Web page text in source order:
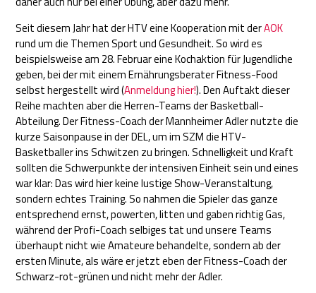
Seit diesem Jahr hat der HTV eine Kooperation mit derAOK
rund um die Themen Sport und Gesundheit. So wird es
beispielsweise am 28. Februar eine Kochaktion für Jugendliche
geben, bei der mit einem Ernährungsberater Fitness-Food
selbst hergestellt wird (Anmeldung hier!). Den Auftakt dieser
Reihe machten aber die Herren-Teams der Basketball-
Abteilung. Der Fitness-Coach der Mannheimer Adler nutzte die
kurze Saisonpause in der DEL, um im SZM die HTV-
Basketballer ins Schwitzen zu bringen. Schnelligkeit und Kraft
sollten die Schwerpunkte der intensiven Einheit sein und eines
war klar: Das wird hier keine lustige Show-Veranstaltung,
sondern echtes Training. So nahmen die Spieler das ganze
entsprechend ernst, powerten, litten und gaben richtig Gas,
während der Profi-Coach selbiges tat und unsere Teams
überhaupt nicht wie Amateure behandelte, sondern ab der
ersten Minute, als wäre er jetzt eben der Fitness-Coach der
Schwarz-rot-grünen und nicht mehr der Adler.